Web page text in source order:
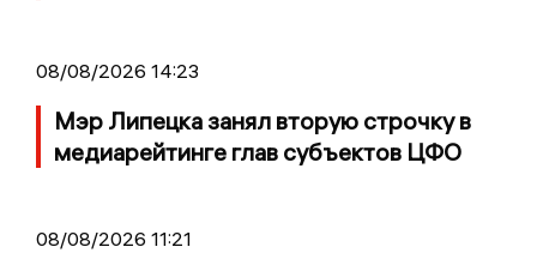
08/08/2026 14:23
Мэр Липецка занял вторую строчку в
медиарейтинге глав субъектов ЦФО
08/08/2026 11:21